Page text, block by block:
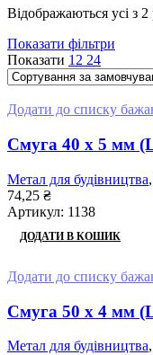
Відображаються усі з 2
Показати фільтри
Показати 12 24
Додати до списку
Смуга 40 x 5 мм
Метал для будівництва,
74,25 ₴
Артикул: 1138
ДОДАТИ В КОШИК
Додати до списку
Смуга 50 x 4 мм
Метал для будівництва,